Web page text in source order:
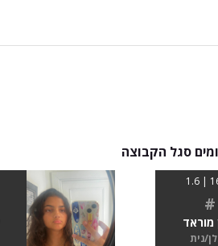
סגל הקבוצה
#
מוראד
נית